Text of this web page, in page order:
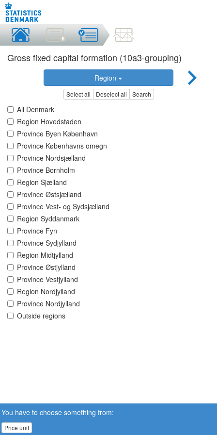
Gross fixed capital formation (10a3-grouping)
Region
Select all Deselect all Search
All Denmark
Region Hovedstaden
Province Byen København
Province Københavns omegn
Province Nordsjælland
Province Bornholm
Region Sjælland
Province Østsjælland
Province Vest- og Sydsjælland
Region Syddanmark
Province Fyn
Province Sydjylland
Region Midtjylland
Province Østjylland
Province Vestjylland
Region Nordjylland
Province Nordjylland
Outside regions
You have to choose something from:
Price unit